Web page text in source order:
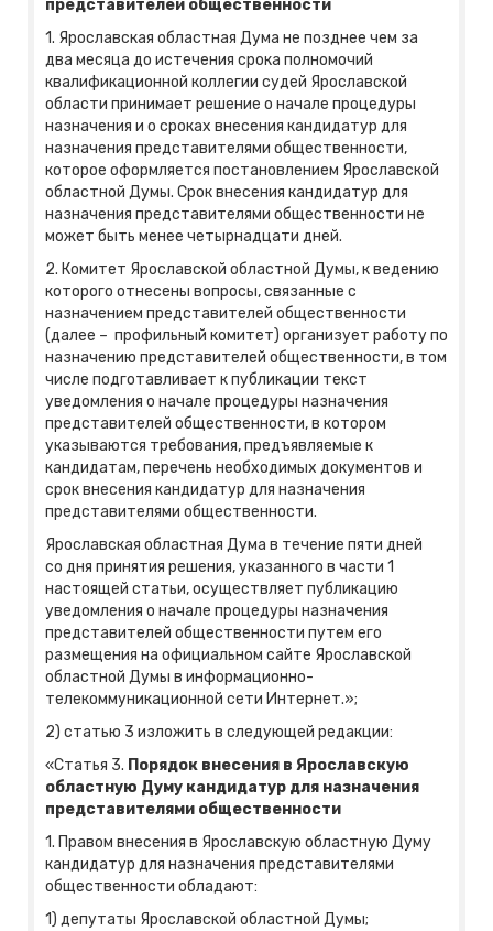
представителей общественности
1. Ярославская областная Дума не позднее чем за
два месяца до истечения срока полномочий
квалификационной коллегии судей Ярославской
области принимает решение о начале процедуры
назначения и о сроках внесения кандидатур для
назначения представителями общественности,
которое оформляется постановлением Ярославской
областной Думы. Срок внесения кандидатур для
назначения представителями общественности не
может быть менее четырнадцати дней.
2. Комитет Ярославской областной Думы, к ведению
которого отнесены вопросы, связанные с
назначением представителей общественности
(далее – профильный комитет) организует работу по
назначению представителей общественности, в том
числе подготавливает к публикации текст
уведомления о начале процедуры назначения
представителей общественности, в котором
указываются требования, предъявляемые к
кандидатам, перечень необходимых документов и
срок внесения кандидатур для назначения
представителями общественности.
Ярославская областная Дума в течение пяти дней
со дня принятия решения, указанного в части 1
настоящей статьи, осуществляет публикацию
уведомления о начале процедуры назначения
представителей общественности путем его
размещения на официальном сайте Ярославской
областной Думы в информационно-
телекоммуникационной сети Интернет.»;
2) статью 3 изложить в следующей редакции:
«Статья 3. Порядок внесения в Ярославскую
областную Думу кандидатур для назначения
представителями общественности
1. Правом внесения в Ярославскую областную Думу
кандидатур для назначения представителями
общественности обладают:
1) депутаты Ярославской областной Думы;